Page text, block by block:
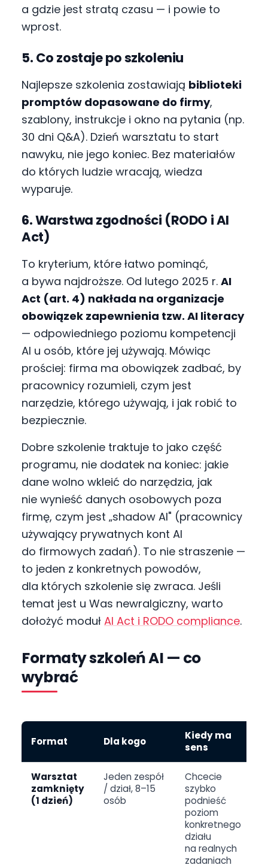
a gdzie jest stratą czasu — i powie to
wprost.
5. Co zostaje po szkoleniu
Najlepsze szkolenia zostawiają biblioteki
promptów dopasowane do firmy,
szablony, instrukcje i okno na pytania (np.
30 dni Q&A). Dzień warsztatu to start
nawyku, nie jego koniec. Bez materiałów
do których ludzie wracają, wiedza
wyparuje.
6. Warstwa zgodności (RODO i AI
Act)
To kryterium, które łatwo pominąć,
a bywa najdroższe. Od lutego 2025 r. AI
Act (art. 4) nakłada na organizacje
obowiązek zapewnienia tzw. AI literacy
— odpowiedniego poziomu kompetencji
AI u osób, które jej używają. Mówiąc
prościej: firma ma obowiązek zadbać, by
pracownicy rozumieli, czym jest
narzędzie, którego używają, i jak robić to
bezpiecznie.
Dobre szkolenie traktuje to jako część
programu, nie dodatek na koniec: jakie
dane wolno wkleić do narzędzia, jak
nie wynieść danych osobowych poza
firmę, czym jest „shadow AI" (pracownicy
używający prywatnych kont AI
do firmowych zadań). To nie straszenie —
to jeden z konkretnych powodów,
dla których szkolenie się zwraca. Jeśli
temat jest u Was newralgiczny, warto
dołożyć moduł AI Act i RODO compliance.
Formaty szkoleń AI — co
wybrać
Format Dla kogo
Kiedy ma
sens
Warsztat
zamknięty
(1 dzień)
Jeden zespół
/ dział, 8–15
osób
Chcecie
szybko
podnieść
poziom
konkretnego
działu
na realnych
zadaniach